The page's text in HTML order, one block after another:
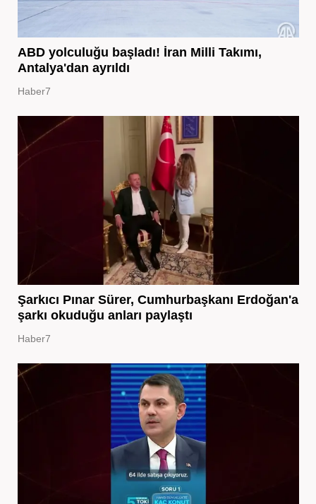
ABD yolculuğu başladı! İran Milli Takımı,
Antalya'dan ayrıldı
Haber7
Şarkıcı Pınar Sürer, Cumhurbaşkanı Erdoğan'a
şarkı okuduğu anları paylaştı
Haber7